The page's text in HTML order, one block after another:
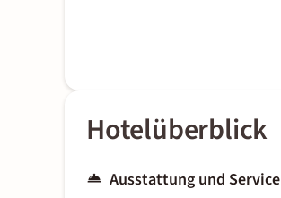
Hotelüberblick
Ausstattung und Service